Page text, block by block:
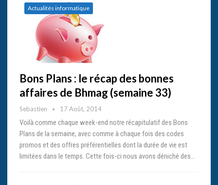
Actualités informatique
Bons Plans : le récap des bonnes
affaires de Bhmag (semaine 33)
Sebastien 17 Août, 2014
Voilà comme chaque week-end notre récapitulatif des Bons
Plans de la semaine, avec comme à chaque fois des codes
promos et des offres préférentielles dont la durée de vie est
limitées dans le temps. Cette fois-ci nous avons déniché des…